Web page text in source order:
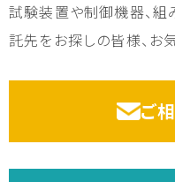
試験装置や制御機器、組
託先をお探しの皆様、お
ご